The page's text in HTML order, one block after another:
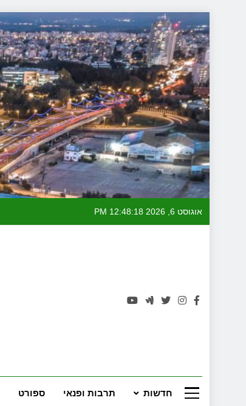
to
content
אוגוסט 6, 2026 12:48:19 PM
חדשות תרבות ופנאי ספורט